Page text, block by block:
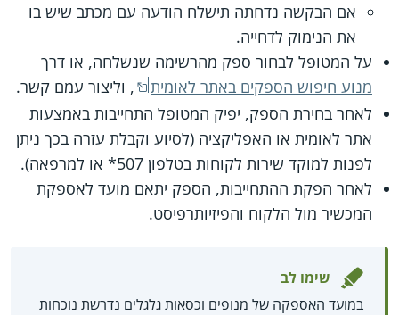
אם הבקשה נדחתה תישלח הודעה עם מכתב שיש בו
את הנימוק לדחייה.
על המטופל לבחור ספק מהרשימה שנשלחה, או דרך
מנוע חיפוש הספקים באתר לאומית
, וליצור עמם קשר.
לאחר בחירת הספק, יפיק המטופל התחייבות באמצעות
אתר לאומית או האפליקציה (לסיוע וקבלת עזרה בכך ניתן
לפנות למוקד שירות לקוחות בטלפון 507* או למרפאה).
לאחר הפקת ההתחייבות, הספק יתאם מועד לאספקת
המכשיר מול הלקוח והפיזיותרפיסט.
שימו לב
במועד האספקה של מנופים וכסאות גלגלים נדרשת נוכחות